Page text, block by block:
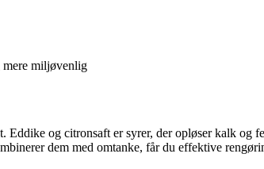
mere miljøvenlig
og citronsaft er syrer, der opløser kalk og
dem med omtanke, får du effektive